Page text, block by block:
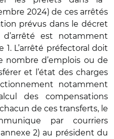
2024) de ces arrêtés
prévus dans le décret
est notamment
L’arrêté préfectoral doit
d’emplois ou de
et l’état des charges
notamment
des compensations
de ces transferts, le
par courriers
2) au président du